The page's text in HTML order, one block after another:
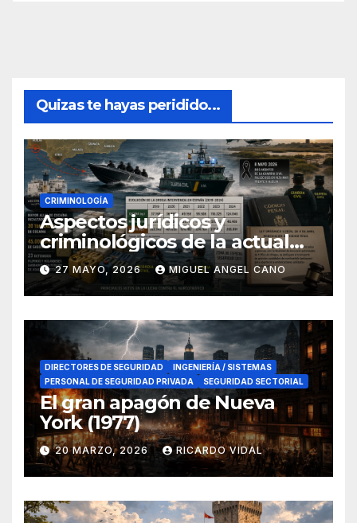
Quizas te hayas peridido...
CRIMINOLOGÍA
Aspectos jurídicos y
criminológicos de la actual
lucha contra el narcotráfico
en el sur de España
27 MAYO, 2026 MIGUEL ANGEL CANO
DIRECTORES DE SEGURIDAD
INGENIERÍA / SISTEMAS
PERSONAL DE SEGURIDAD PRIVADA
SEGURIDAD SECTORIAL
El gran apagón de Nueva
York (1977)
20 MARZO, 2026 RICARDO VIDAL